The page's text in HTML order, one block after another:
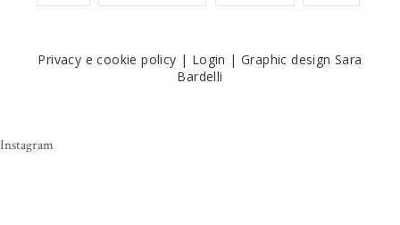
Privacy e cookie policy | Login | Graphic design Sara
Bardelli
Instagram